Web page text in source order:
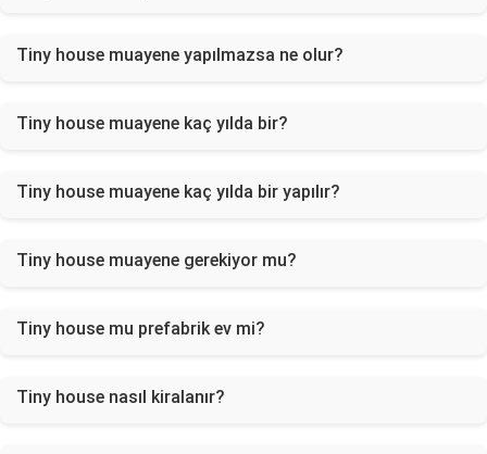
Tiny house muayene yapılmazsa ne olur?
Tiny house muayene kaç yılda bir?
Tiny house muayene kaç yılda bir yapılır?
Tiny house muayene gerekiyor mu?
Tiny house mu prefabrik ev mi?
Tiny house nasıl kiralanır?